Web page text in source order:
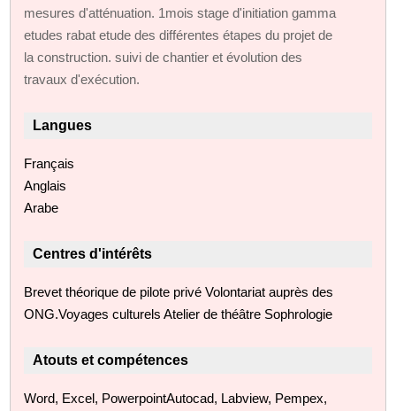
mesures d'atténuation. 1mois stage d'initiation gamma
etudes rabat etude des différentes étapes du projet de
la construction. suivi de chantier et évolution des
travaux d'exécution.
Langues
Français
Anglais
Arabe
Centres d'intérêts
Brevet théorique de pilote privé Volontariat auprès des
ONG.Voyages culturels Atelier de théâtre Sophrologie
Atouts et compétences
Word, Excel, PowerpointAutocad, Labview, Pempex,